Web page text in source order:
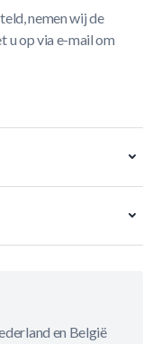
nemen wij de
u op via e-mail om
en België